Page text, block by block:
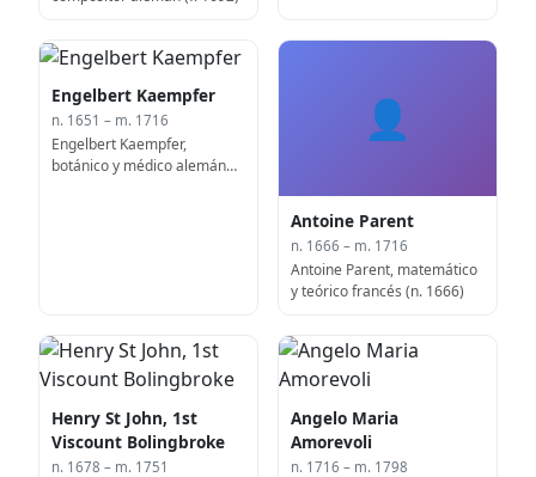
Engelbert Kaempfer
n. 1651 – m. 1716
Engelbert Kaempfer,
botánico y médico alemán
👤
Antoine Parent
n. 1666 – m. 1716
Antoine Parent, matemático
y teórico francés (n. 1666)
Henry St John, 1st
Viscount Bolingbroke
n. 1678 – m. 1751
Angelo Maria
Amorevoli
n. 1716 – m. 1798